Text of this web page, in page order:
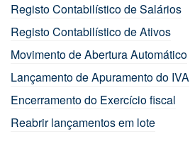
Registo Contabilístico de Salários
Registo Contabilístico de Ativos
Movimento de Abertura Automático
Lançamento de Apuramento do IVA
Encerramento do Exercício fiscal
Reabrir lançamentos em lote